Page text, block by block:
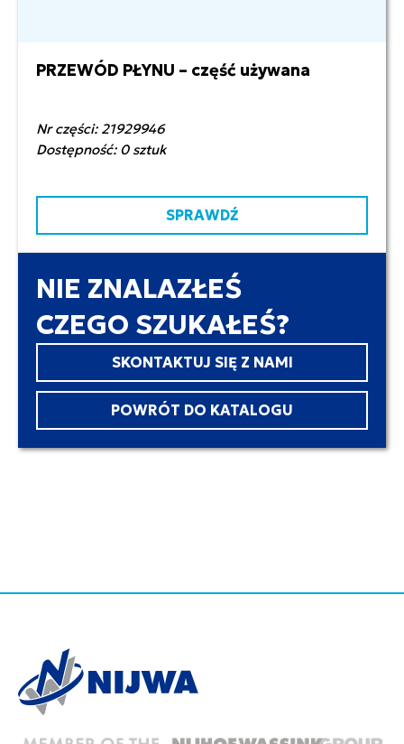
150,00 zł netto
PRZEWÓD PŁYNU – część używana
Nr części: 21929946
Dostępność: 0 sztuk
SPRAWDŹ
NIE ZNALAZŁEŚ
CZEGO SZUKAŁEŚ?
SKONTAKTUJ SIĘ Z NAMI
POWRÓT DO KATALOGU